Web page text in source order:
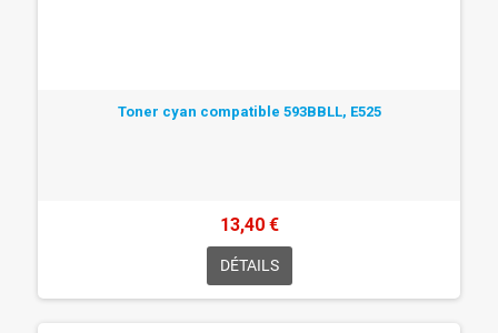
Toner cyan compatible 593BBLL, E525
13,40 €
DÉTAILS